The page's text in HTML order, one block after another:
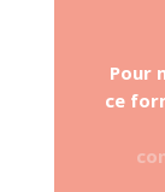
Pour
ce